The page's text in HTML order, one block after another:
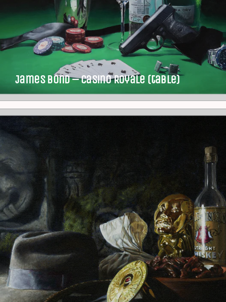
James Bond – Casino Royale (table)